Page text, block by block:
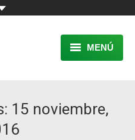
MENÚ
15 noviembre,